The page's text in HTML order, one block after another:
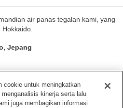
air panas tegalan kami, yang
Jepang
cookie untuk meningkatkan
menganalisis kinerja serta lalu
juga membagikan informasi